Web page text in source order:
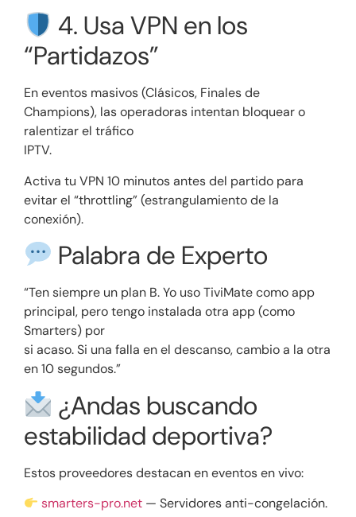
4. Usa VPN en los
“Partidazos”
En eventos masivos (Clásicos, Finales de
Champions), las operadoras intentan bloquear o
ralentizar el tráfico
IPTV.
Activa tu VPN 10 minutos antes del partido para
evitar el “throttling” (estrangulamiento de la
conexión).
Palabra de Experto
“Ten siempre un plan B. Yo uso TiviMate como app
principal, pero tengo instalada otra app (como
Smarters) por
si acaso. Si una falla en el descanso, cambio a la otra
en 10 segundos.”
¿Andas buscando
estabilidad deportiva?
Estos proveedores destacan en eventos en vivo:
smarters-pro.net — Servidores anti-congelación.